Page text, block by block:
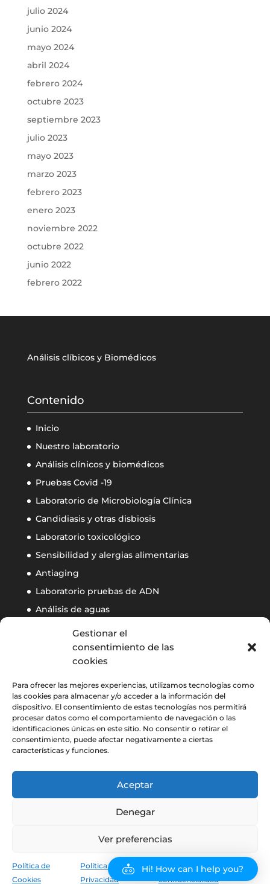
Gestionar el
consentimiento de las
cookies
Para ofrecer las mejores experiencias, utilizamos tecnologías como
las cookies para almacenar y/o acceder a la información del
dispositivo. El consentimiento de estas tecnologías nos permitirá
procesar datos como el comportamiento de navegación o las
identificaciones únicas en este sitio. No consentir o retirar el
consentimiento, puede afectar negativamente a ciertas
características y funciones.
Aceptar
Denegar
Ver preferencias
Política de
Cookies
Política de
Privacidad
Política de
confidencialidad
julio 2024
junio 2024
mayo 2024
abril 2024
febrero 2024
octubre 2023
septiembre 2023
julio 2023
mayo 2023
marzo 2023
febrero 2023
enero 2023
noviembre 2022
octubre 2022
junio 2022
febrero 2022
Análisis clíbicos y Biomédicos
Contenido
Inicio
Nuestro laboratorio
Análisis clínicos y biomédicos
Pruebas Covid -19
Laboratorio de Microbiología Clínica
Candidiasis y otras disbiosis
Laboratorio toxicológico
Sensibilidad y alergias alimentarias
Antiaging
Laboratorio pruebas de ADN
Análisis de aguas
Calidad ambiental de interiores
Control de autoclaves
Contacto
Contacto
Calle Camarena, 102 local posterior, 1A2 ·CP: 28047,
MADRID
+34 91 411 58 48, de lunes a viernes de9.00 a
biomaro@biomaro.com
@Biomaro |Centro de Privacidad|Política de
Privacidad|Política de Cookies
Hi! How can I help you?